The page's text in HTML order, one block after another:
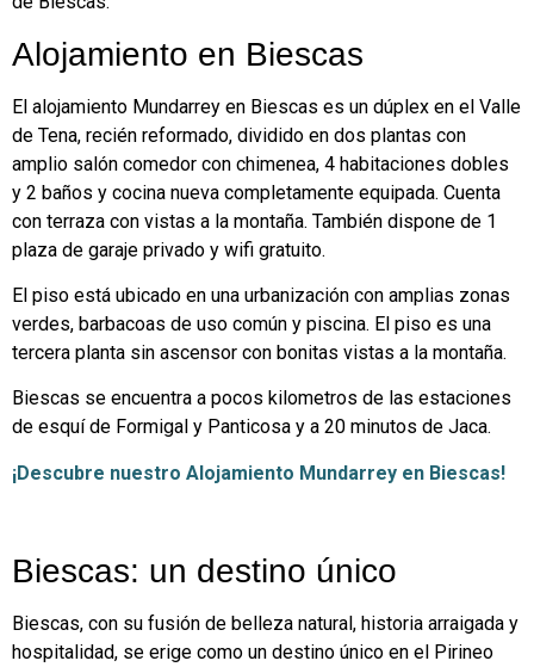
Alojamiento en Biescas
El alojamiento Mundarrey en Biescas es un dúplex en el Valle
de Tena, recién reformado, dividido en dos plantas con
amplio salón comedor con chimenea, 4 habitaciones dobles
y 2 baños y cocina nueva completamente equipada. Cuenta
con terraza con vistas a la montaña. También dispone de 1
plaza de garaje privado y wifi gratuito.
El piso está ubicado en una urbanización con amplias zonas
verdes, barbacoas de uso común y piscina. El piso es una
tercera planta sin ascensor con bonitas vistas a la montaña.
Biescas se encuentra a pocos kilometros de las estaciones
de esquí de Formigal y Panticosa y a 20 minutos de Jaca.
¡Descubre nuestro Alojamiento Mundarrey en Biescas!
Biescas: un destino único
Biescas, con su fusión de belleza natural, historia arraigada y
hospitalidad, se erige como un destino único en el Pirineo